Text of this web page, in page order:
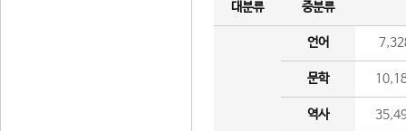
대분류
중분류
언어
문학
역사